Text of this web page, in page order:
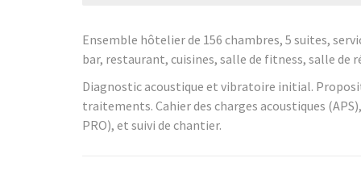
Ensemble hôtelier de 156 chambres, 5 suites,
bar, restaurant, cuisines, salle de fitness, salle de
Diagnostic acoustique et vibratoire initial.
traitements. Cahier des charges acoustiques
PRO), et suivi de chantier.